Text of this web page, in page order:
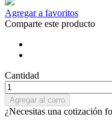
Agregar a favoritos
Comparte este producto
Cantidad
Agregar al carro
¿Necesitas una cotización